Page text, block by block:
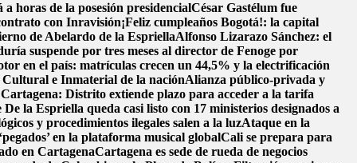
horas de la posesión presidencialCésar Gastélum fue
con Inravisión¡Feliz cumpleaños Bogotá!: la capital
de Abelardo de la EspriellaAlfonso Lizarazo Sánchez: el
suspende por tres meses al director de Fenoge por
en el país: matrículas crecen un 44,5% y la electrificación
e Inmaterial de la naciónAlianza público-privada y
Distrito extiende plazo para acceder a la tarifa
De la Espriella queda casi listo con 17 ministerios designados a
y procedimientos ilegales salen a la luzAtaque en la
en la plataforma musical globalCali se prepara para
en CartagenaCartagena es sede de rueda de negocios